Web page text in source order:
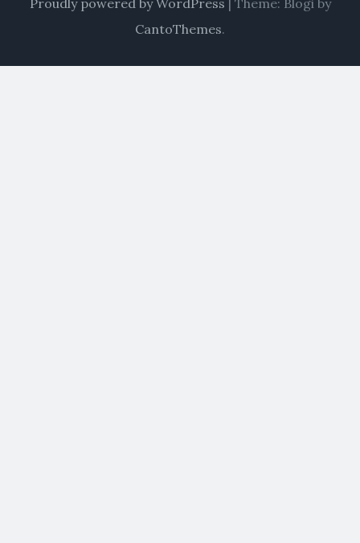
Proudly powered by WordPress | Theme: Blogi by
CantoThemes.